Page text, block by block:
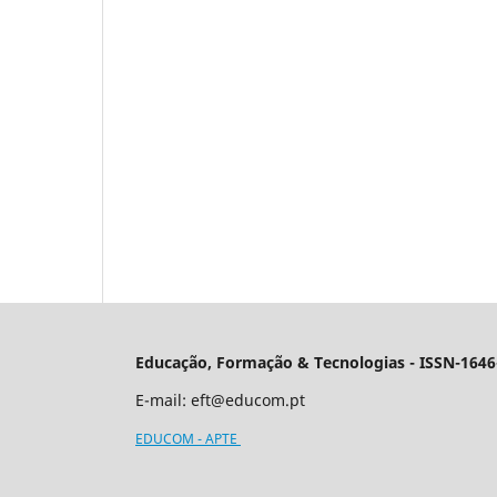
Educação, Formação & Tecnologias - ISSN-
E-mail: eft@educom.pt
EDUCOM - APTE